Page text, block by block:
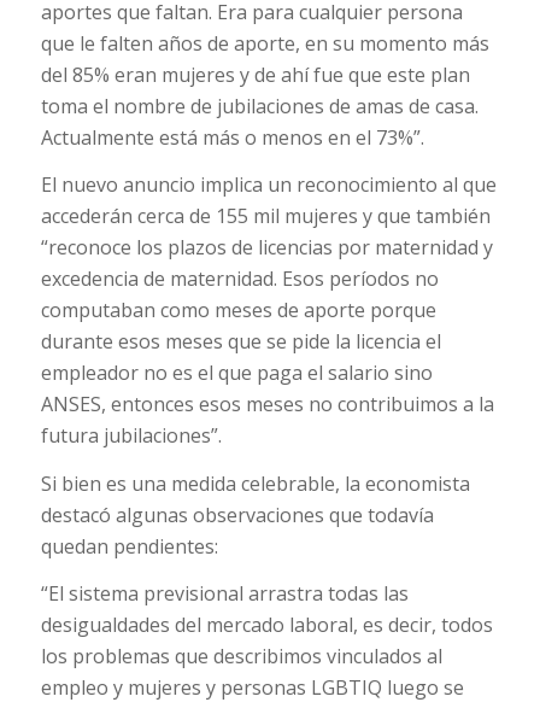
aportes que faltan. Era para cualquier persona
que le falten años de aporte, en su momento más
del 85% eran mujeres y de ahí fue que este plan
toma el nombre de jubilaciones de amas de casa.
Actualmente está más o menos en el 73%”.
El nuevo anuncio implica un reconocimiento al que
accederán cerca de 155 mil mujeres y que también
“reconoce los plazos de licencias por maternidad y
excedencia de maternidad. Esos períodos no
computaban como meses de aporte porque
durante esos meses que se pide la licencia el
empleador no es el que paga el salario sino
ANSES, entonces esos meses no contribuimos a la
futura jubilaciones”.
Si bien es una medida celebrable, la economista
destacó algunas observaciones que todavía
quedan pendientes:
“El sistema previsional arrastra todas las
desigualdades del mercado laboral, es decir, todos
los problemas que describimos vinculados al
empleo y mujeres y personas LGBTIQ luego se